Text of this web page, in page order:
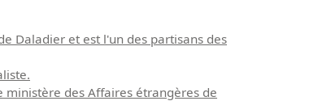
Daladier et est l'un des partisans des
ministère des Affaires étrangères de